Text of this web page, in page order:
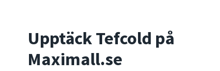
Upptäck Tefcold på
Maximall.se